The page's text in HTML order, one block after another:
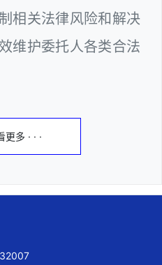
相关法律风险和解决
维护委托人各类合法
更多 · · ·